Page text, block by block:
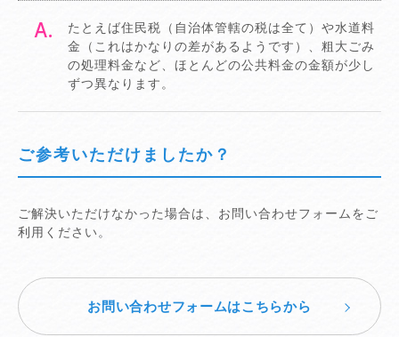
たとえば住民税（自治体管轄の税は全て）や水道料
金（これはかなりの差があるようです）、粗大ごみ
の処理料金など、ほとんどの公共料金の金額が少し
ずつ異なります。
ご参考いただけましたか？
ご解決いただけなかった場合は、お問い合わせフォームをご
利用ください。
お問い合わせフォームはこちらから